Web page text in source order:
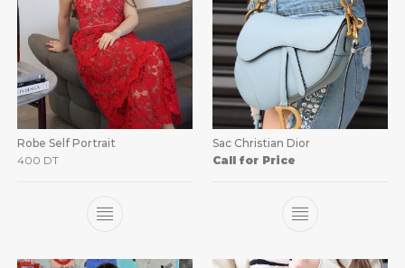
Robe Self Portrait
400 DT
Sac Christian Dior
Call for Price